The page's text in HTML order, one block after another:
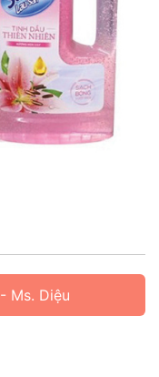
- Ms. Diệu